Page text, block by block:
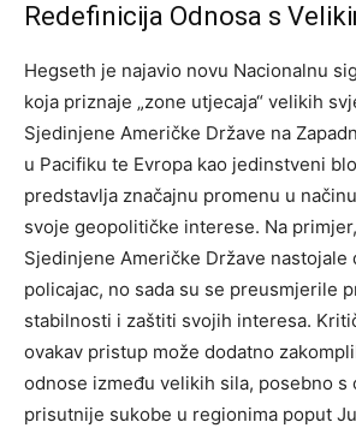
Redefinicija Odnosa s
Hegseth je najavio novu Nacionalnu
koja priznaje „zone utjecaja“ velikih
Sjedinjene Američke Države na
u Pacifiku te Evropa kao jedinstveni
predstavlja značajnu promenu u
svoje geopolitičke interese. Na
Sjedinjene Američke Države nastojale
policajac, no sada su se preusmjerile
stabilnosti i zaštiti svojih interesa.
ovakav pristup može dodatno
odnose između velikih sila, posebno s
prisutnije sukobe u regionima poput